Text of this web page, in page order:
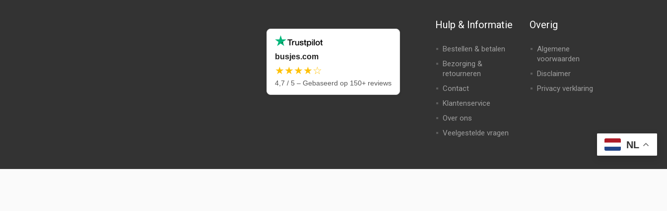
busjes.com
★★★★☆
4,7 / 5 – Gebaseerd op 150+ reviews
Hulp & Informatie
Bestellen & betalen
Bezorging &
retourneren
Contact
Klantenservice
Over ons
Veelgestelde vragen
Overig
Algemene
voorwaarden
Disclaimer
Privacy verklaring
NL